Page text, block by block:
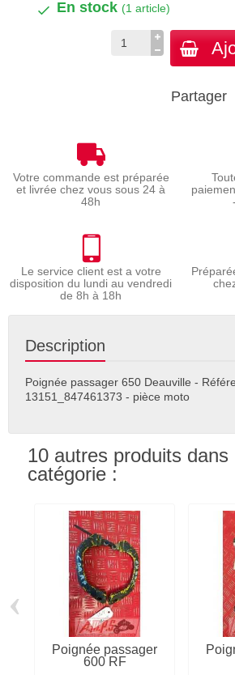
En stock (1 article)
Partager
Votre commande est préparée
et livrée chez vous sous 24 à
48h
Le service client est a votre
disposition du lundi au vendredi
de 8h à 18h
Description
Poignée passager 650 Deauville -
13151_847461373 - pièce moto
10 autres produits dans
catégorie :
Poignée passager
600 RF
‹